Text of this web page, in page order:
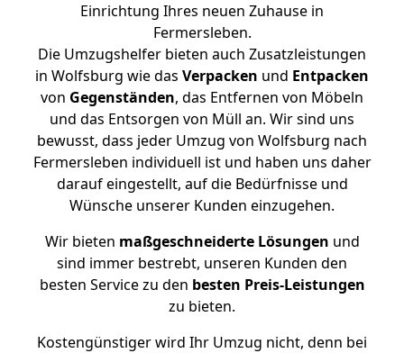
Einrichtung Ihres neuen Zuhause in
Fermersleben.
Die Umzugshelfer bieten auch Zusatzleistungen
in Wolfsburg wie das Verpacken und Entpacken
von Gegenständen, das Entfernen von Möbeln
und das Entsorgen von Müll an. Wir sind uns
bewusst, dass jeder Umzug von Wolfsburg nach
Fermersleben individuell ist und haben uns daher
darauf eingestellt, auf die Bedürfnisse und
Wünsche unserer Kunden einzugehen.
Wir bieten maßgeschneiderte Lösungen und
sind immer bestrebt, unseren Kunden den
besten Service zu den besten Preis-Leistungen
zu bieten.
Kostengünstiger wird Ihr Umzug nicht, denn bei